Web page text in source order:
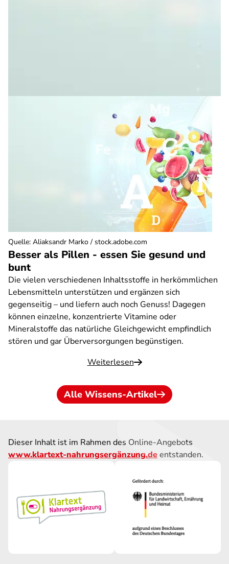
Besser als Pillen - essen Sie gesund und
bunt
Die vielen verschiedenen Inhaltsstoffe in herkömmlichen
Lebensmitteln unterstützen und ergänzen sich
gegenseitig – und liefern auch noch Genuss! Dagegen
können einzelne, konzentrierte Vitamine oder
Mineralstoffe das natürliche Gleichgewicht empfindlich
stören und gar Überversorgungen begünstigen.
Weiterlesen
Quelle: Aliaksandr Marko / stock.adobe.com
Alle Wissens-Artikel
Dieser Inhalt ist im Rahmen des Online-Angebots
www.klartext-nahrungsergänzung.deentstanden.